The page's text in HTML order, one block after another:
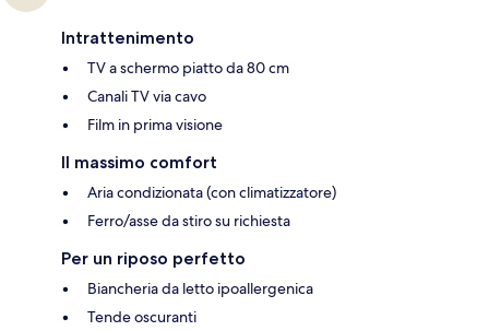
Intrattenimento
TV a schermo piatto da 80 cm
Canali TV via cavo
Film in prima visione
Il massimo comfort
Aria condizionata (con climatizzatore)
Ferro/asse da stiro su richiesta
Per un riposo perfetto
Biancheria da letto ipoallergenica
Tende oscuranti